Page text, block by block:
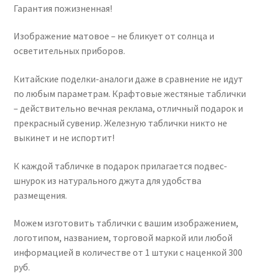
Гарантия пожизненная!
Изображение матовое – не бликует от солнца и
осветительных приборов.
Китайские поделки-аналоги даже в сравнение не идут
по любым параметрам. Крафтовые жестяные таблички
– действительно вечная реклама, отличный подарок и
прекрасный сувенир. Железную таблички никто не
выкинет и не испортит!
К каждой табличке в подарок прилагается подвес-
шнурок из натурального джута для удобства
размещения.
Можем изготовить таблички с вашим изображением,
логотипом, названием, торговой маркой или любой
информацией в количестве от 1 штуки с наценкой 300
руб.